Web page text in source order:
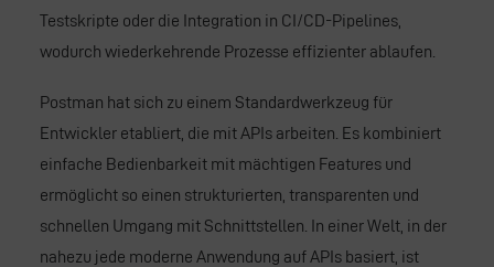
Testskripte oder die Integration in CI/CD-Pipelines,
wodurch wiederkehrende Prozesse effizienter ablaufen.
Postman hat sich zu einem Standardwerkzeug für
Entwickler etabliert, die mit APIs arbeiten. Es kombiniert
einfache Bedienbarkeit mit mächtigen Features und
ermöglicht so einen strukturierten, transparenten und
schnellen Umgang mit Schnittstellen. In einer Welt, in der
nahezu jede moderne Anwendung auf APIs basiert, ist